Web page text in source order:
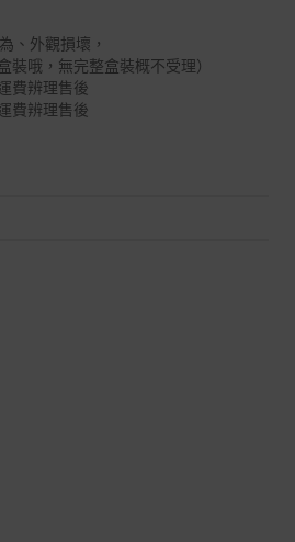
、外觀損壞，
裝哦，無完整盒裝概不受理）
費辨理售後
費辨理售後
全面降價